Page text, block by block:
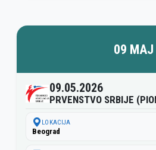
09 MAJ
09.05.2026
PRVENSTVO SRBIJE
LOKACIJA
Beograd